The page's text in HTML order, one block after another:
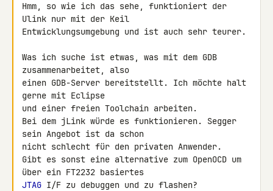
Hmm, so wie ich das sehe, funktioniert der
Ulink nur mit der Keil
Entwicklungsumgebung und ist auch sehr teurer.
Was ich suche ist etwas, was mit dem GDB
zusammenarbeitet, also
einen GDB-Server bereitstellt. Ich möchte halt
gerne mit Eclipse
und einer freien Toolchain arbeiten.
Bei dem jLink würde es funktionieren. Segger
sein Angebot ist da schon
nicht schlecht für den privaten Anwender.
Gibt es sonst eine alternative zum OpenOCD um
JTAG I/F zu debuggen und zu flashen?